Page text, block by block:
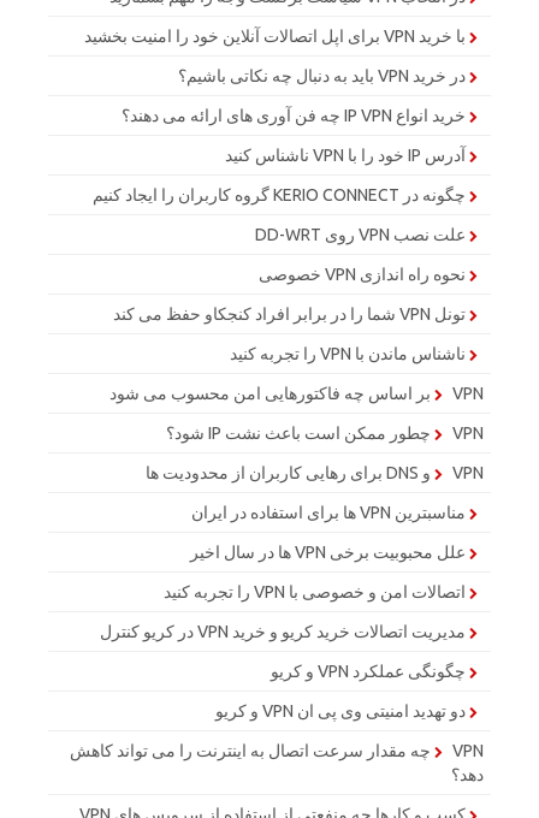
با خرید VPN برای اپل اتصالات آنلاین خود را امنیت بخشید
در خرید VPN باید به دنبال چه نکاتی باشیم؟
خرید انواع IP VPN چه فن آوری های ارائه می دهند؟
آدرس IP خود را با VPN ناشناس کنید
چگونه در KERIO CONNECT گروه کاربران را ایجاد کنیم
علت نصب VPN روی DD-WRT
نحوه راه اندازی VPN خصوصی
تونل VPN شما را در برابر افراد کنجکاو حفظ می کند
ناشناس ماندن با VPN را تجربه کنید
VPN بر اساس چه فاکتورهایی امن محسوب می شود
VPN چطور ممکن است باعث نشت IP شود؟
VPN و DNS برای رهایی کاربران از محدودیت ها
مناسبترین VPN ها برای استفاده در ایران
علل محبوبیت برخی VPN ها در سال اخیر
اتصالات امن و خصوصی با VPN را تجربه کنید
مدیریت اتصالات خرید کریو و خرید VPN در کریو کنترل
چگونگی عملکرد VPN و کریو
دو تهدید امنیتی وی پی ان VPN و کریو
VPN چه مقدار سرعت اتصال به اینترنت را می تواند کاهش
دهد؟
کسب و کارها چه منفعتی از استفاده از سرویس های VPN